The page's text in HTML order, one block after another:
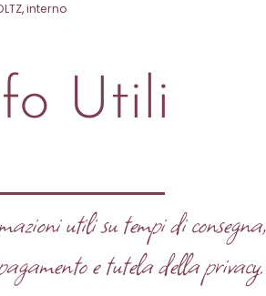
,interno
Utili
utili su tempi di consegna,
e tutela della privacy.